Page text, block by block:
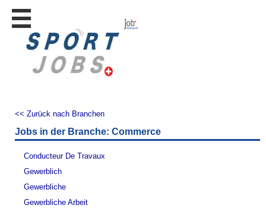
Stellen
finden
inserieren
Personalberatungen
Tipp's
WERBUNG
JOB-
Lehrstellen
finden
<< Zurück nach Branchen
Jobs in der Branche: Commerce
Conducteur De Travaux
Gewerblich
Gewerbliche
Gewerbliche Arbeit